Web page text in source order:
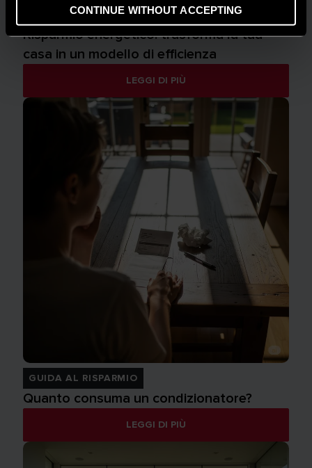
CONTINUE WITHOUT ACCEPTING
AMBIENTE
Risparmio energetico: trasforma la tua
casa in un modello di efficienza
LEGGI DI PIÙ
GUIDA AL RISPARMIO
Quanto consuma un condizionatore?
LEGGI DI PIÙ